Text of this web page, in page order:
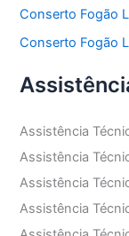
Conserto Fogão
Conserto Fogão
Assistência
Assistência
Assistência
Assistência